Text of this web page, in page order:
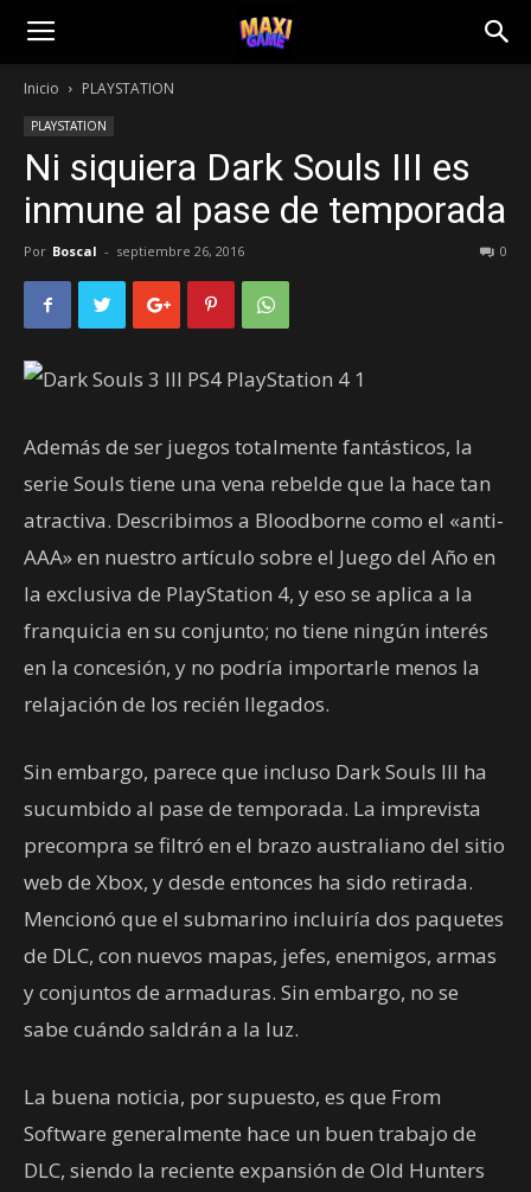
Inicio PLAYSTATION
PLAYSTATION
Ni siquiera Dark Souls III es
inmune al pase de temporada
Por Boscal - septiembre 26, 2016 0
Además de ser juegos totalmente fantásticos, la
serie Souls tiene una vena rebelde que la hace tan
atractiva. Describimos a Bloodborne como el «anti-
AAA» en nuestro artículo sobre el Juego del Año en
la exclusiva de PlayStation 4, y eso se aplica a la
franquicia en su conjunto; no tiene ningún interés
en la concesión, y no podría importarle menos la
relajación de los recién llegados.
Sin embargo, parece que incluso Dark Souls III ha
sucumbido al pase de temporada. La imprevista
precompra se filtró en el brazo australiano del sitio
web de Xbox, y desde entonces ha sido retirada.
Mencionó que el submarino incluiría dos paquetes
de DLC, con nuevos mapas, jefes, enemigos, armas
y conjuntos de armaduras. Sin embargo, no se
sabe cuándo saldrán a la luz.
La buena noticia, por supuesto, es que From
Software generalmente hace un buen trabajo de
DLC, siendo la reciente expansión de Old Hunters